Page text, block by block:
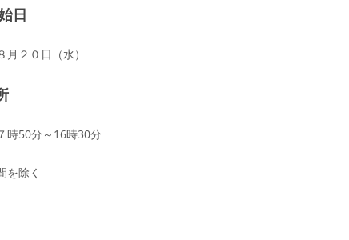
日
月２０日（水）
50分～16時30分
を除く